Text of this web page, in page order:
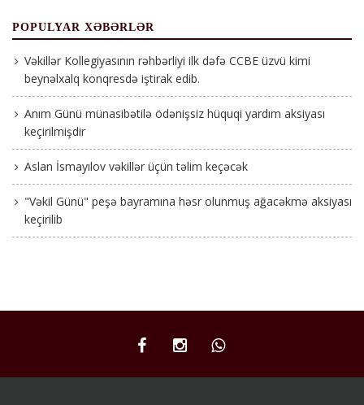
POPULYAR XƏBƏRLƏR
Vəkillər Kollegiyasının rəhbərliyi ilk dəfə CCBE üzvü kimi
beynəlxalq konqresdə iştirak edib.
Anım Günü münasibətilə ödənişsiz hüquqi yardım aksiyası
keçirilmişdir
Aslan İsmayılov vəkillər üçün təlim keçəcək
"Vəkil Günü" peşə bayramına həsr olunmuş ağacəkmə aksiyası
keçirilib